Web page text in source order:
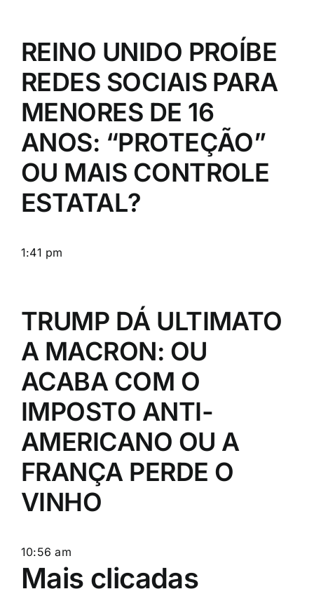
REINO UNIDO PROÍBE
REDES SOCIAIS PARA
MENORES DE 16
ANOS: “PROTEÇÃO”
OU MAIS CONTROLE
ESTATAL?
1:41 pm
TRUMP DÁ ULTIMATO
A MACRON: OU
ACABA COM O
IMPOSTO ANTI-
AMERICANO OU A
FRANÇA PERDE O
VINHO
10:56 am
Mais clicadas